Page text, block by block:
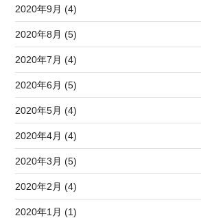
2020年9月 (4)
2020年8月 (5)
2020年7月 (4)
2020年6月 (5)
2020年5月 (4)
2020年4月 (4)
2020年3月 (5)
2020年2月 (4)
2020年1月 (1)